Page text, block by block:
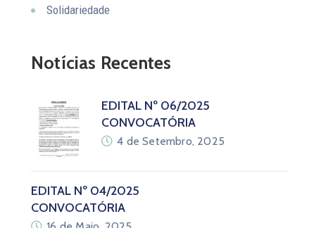
Solidariedade
Notícias Recentes
EDITAL Nº 06/2025
CONVOCATÓRIA
4 de Setembro, 2025
EDITAL Nº 04/2025
CONVOCATÓRIA